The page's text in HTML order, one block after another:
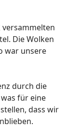
Die Wolken
war unsere
durch die
für eine
dass wir